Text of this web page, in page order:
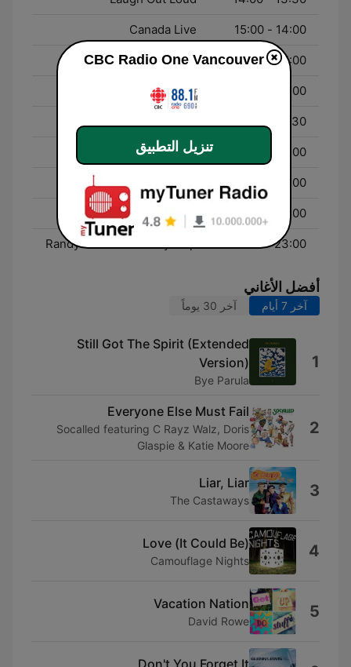
14:00 - 15:00
Canada Live
15:00 - 18:00
On The Coast
18:00 - 18:30
The World at Six
18:30 - 20:00
20:00 - 21:00
The Current Review
21:00 - 22:00
Ideas
22:00 - 23:00
q (Radio)
23:00 - 00:00
Randy Bachman's Vinyl Tap
أفضل الأغاني
آخر 7 أيام آخر 30 يوماً
1
Still Got The Spirit (Extended
Version)
Bye Parula
2
Everyone Else Must Fail
Socalled featuring C Rayz Walz, Doris
Glaspie & Katie Moore
3
Liar, Liar
The Castaways
4
(It Could Be) Love
Camouflage Nights
5
Vacation Nation
David Rowe
Don't You Forget It
CBC Radio One Vancouver
تنزيل التطبيق